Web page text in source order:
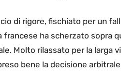
di rigore, fischiato per un
ha scherzato sopra
Molto rilassato per la larga
bene la decisione